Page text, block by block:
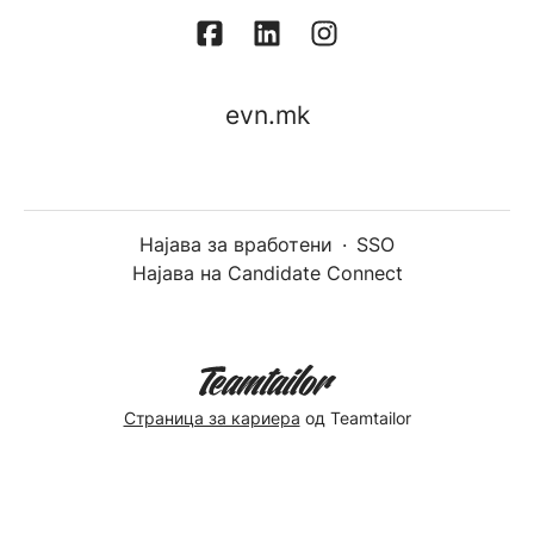
evn.mk
Најава за вработени · SSO
Најава на Candidate Connect
Страница за кариера од Teamtailor